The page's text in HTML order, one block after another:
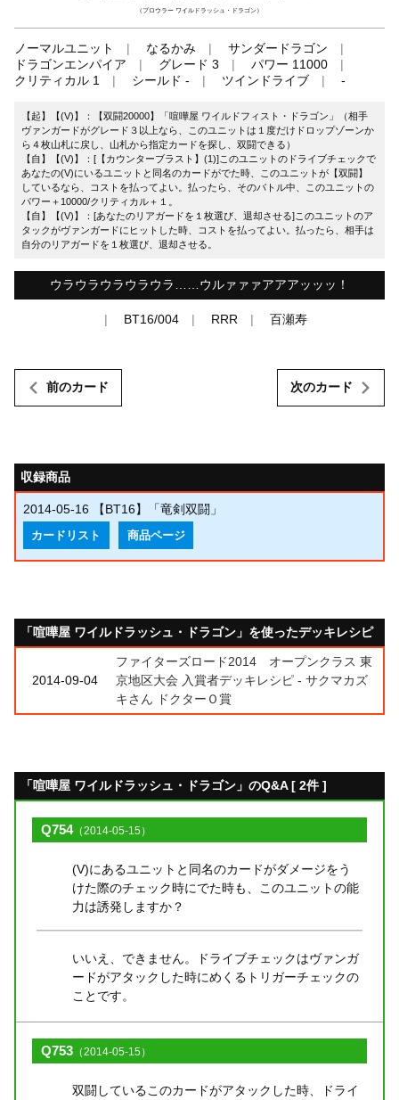
（ブロウラー ワイルドラッシュ・ドラゴン）
ノーマルユニット なるかみ
サンダードラゴン
ドラゴンエンパイア
グレード 3
パワー 11000
クリティカル 1
シールド - ツインドライブ -
【起】【(V)】：【双闘20000】「喧嘩屋 ワイルドフィスト・ドラゴン」（相手
ヴァンガードがグレード３以上なら、このユニットは１度だけドロップゾーンか
ら４枚山札に戻し、山札から指定カードを探し、双闘できる）
【自】【(V)】：[【カウンターブラスト】(1)]このユニットのドライブチェックで
あなたの(V)にいるユニットと同名のカードがでた時、このユニットが【双闘】
しているなら、コストを払ってよい。払ったら、そのバトル中、このユニットの
パワー＋10000/クリティカル＋１。
【自】【(V)】：[あなたのリアガードを１枚選び、退却させる]このユニットのア
タックがヴァンガードにヒットした時、コストを払ってよい。払ったら、相手は
自分のリアガードを１枚選び、退却させる。
ウラウラウラウラウラ……ウルァァァアアアッッッ！
BT16/004 RRR 百瀬寿
前のカード 次のカード
収録商品
2014-05-16 【BT16】「竜剣双闘」
カードリスト 商品ページ
「喧嘩屋 ワイルドラッシュ・ドラゴン」を使ったデッキレシピ
2014-09-04
ファイターズロード2014 オープンクラス 東
京地区大会 入賞者デッキレシピ - サクマカズ
キさん ドクターＯ賞
「喧嘩屋 ワイルドラッシュ・ドラゴン」のQ&A [ 2件 ]
Q754（2014-05-15）
(V)にあるユニットと同名のカードがダメージをう
けた際のチェック時にでた時も、このユニットの能
力は誘発しますか？
いいえ、できません。ドライブチェックはヴァンガ
ードがアタックした時にめくるトリガーチェックの
ことです。
Q753 （2014-05-15）
双闘しているこのカードがアタックした時、ドライ